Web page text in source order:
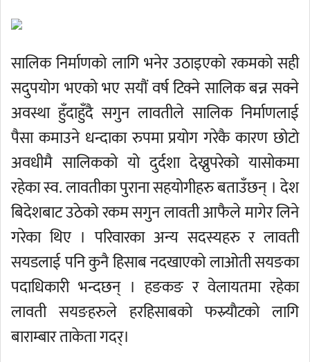
सालिक निर्माणको लागि भनेर उठाइएको रकमको सही
सदुपयोग भएको भए सयौं वर्ष टिक्ने सालिक बन्न सक्ने
अवस्था हुँदाहुँदै सगुन लावतीले सालिक निर्माणलाई
पैसा कमाउने धन्दाका रुपमा प्रयोग गरेकै कारण छोटो
अवधीमै सालिकको यो दुर्दशा देख्नुपरेको यासोकमा
रहेका स्व. लावतीका पुराना सहयोगीहरु बताउँछन् । देश
बिदेशबाट उठेको रकम सगुन लावती आफैले मागेर लिने
गरेका थिए । परिवारका अन्य सदस्यहरु र लावती
सयडलाई पनि कुनै हिसाब नदखाएको लाओती सयङका
पदाधिकारी भन्दछन् । हङकङ र वेलायतमा रहेका
लावती सयङहरुले हरहिसाबको फस्र्याैटको लागि
बाराम्बार ताकेता गदर्।